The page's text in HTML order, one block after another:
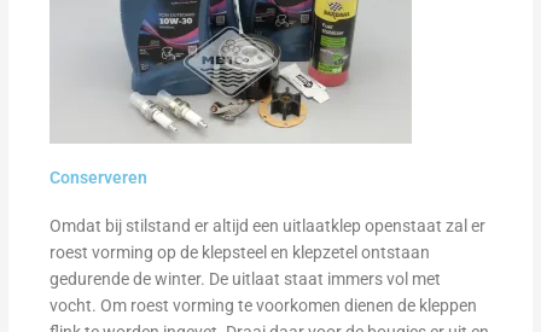
Conserveren
Omdat bij stilstand er altijd een uitlaatklep openstaat zal er
roest vorming op de klepsteel en klepzetel ontstaan
gedurende de winter. De uitlaat staat immers vol met
vocht. Om roest vorming te voorkomen dienen de kleppen